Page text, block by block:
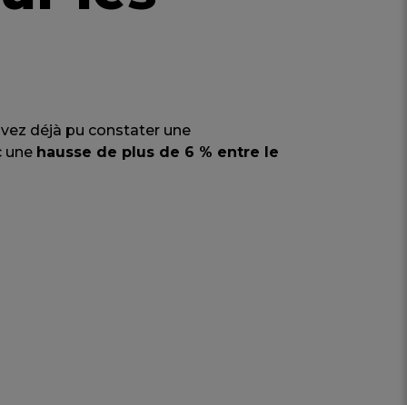
déjà pu constater une
une hausse de plus de 6 % entre le